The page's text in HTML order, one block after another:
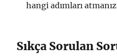
hangi adımları
Sıkça Sorulan